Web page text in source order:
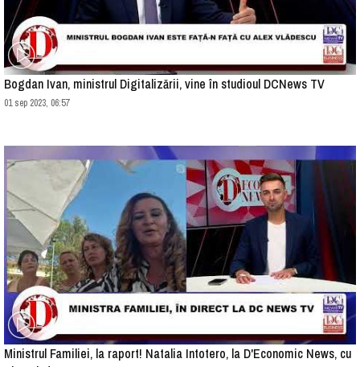
Bogdan Ivan, ministrul Digitalizării, vine în studioul DCNews TV
01 sep 2023, 06:57
Ministrul Familiei, la raport! Natalia Intotero, la D'Economic News, cu